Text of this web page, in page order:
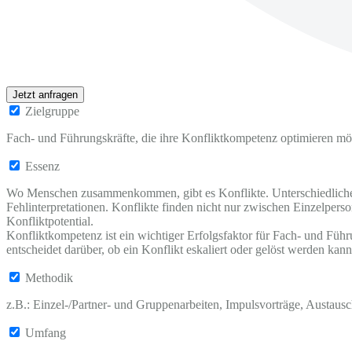
Jetzt anfragen
Zielgruppe
Fach- und Führungskräfte, die ihre Konfliktkompetenz optimieren
Essenz
Wo Menschen zusammenkommen, gibt es Konflikte.
Fehlinterpretationen. Konflikte finden nicht nur zwischen
Konfliktpotential.
Konfliktkompetenz ist ein wichtiger Erfolgsfaktor für Fach- und
entscheidet darüber, ob ein Konflikt eskaliert oder gelöst werden
Methodik
z.B.: Einzel-/Partner- und Gruppenarbeiten, Impulsvorträge,
Umfang